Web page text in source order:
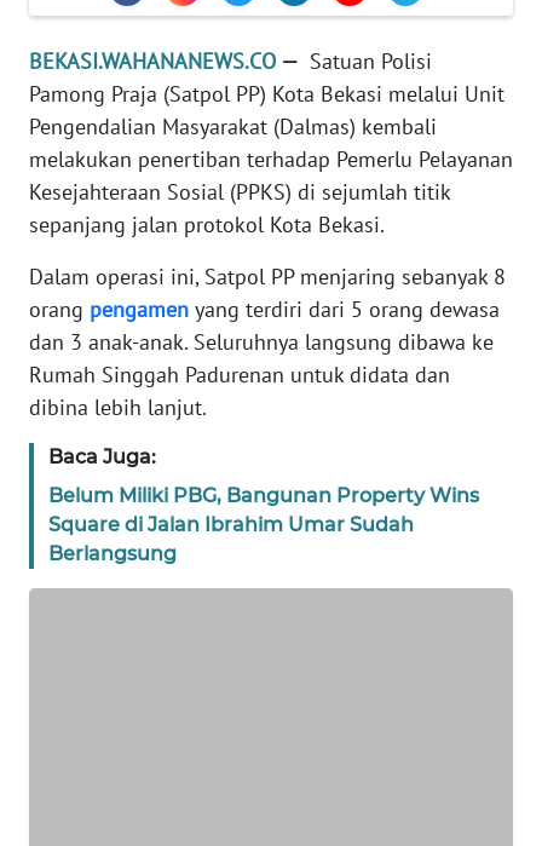
BEKASI.WAHANANEWS.CO — Satuan Polisi
Pamong Praja (Satpol PP) Kota Bekasi melalui Unit
Pengendalian Masyarakat (Dalmas) kembali
melakukan penertiban terhadap Pemerlu Pelayanan
Kesejahteraan Sosial (PPKS) di sejumlah titik
sepanjang jalan protokol Kota Bekasi.
Dalam operasi ini, Satpol PP menjaring sebanyak 8
orang pengamen yang terdiri dari 5 orang dewasa
dan 3 anak-anak. Seluruhnya langsung dibawa ke
Rumah Singgah Padurenan untuk didata dan
dibina lebih lanjut.
Baca Juga:
Belum Miliki PBG, Bangunan Property Wins
Square di Jalan Ibrahim Umar Sudah
Berlangsung
PEDOMAN
MEDIA
SIBER
REDAKSI
KARIR
DISCLAIMER
Wahana
News
Regional
WN
SUMUT
WN